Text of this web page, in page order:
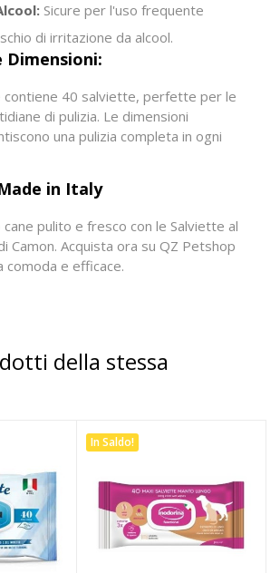
Sicure per l'uso frequente
di irritazione da alcool.
contiene 40 salviette, perfette per le
di pulizia. Le dimensioni
una pulizia completa in ogni
in Italy
cane pulito e fresco con le Salviette al
Camon. Acquista ora su QZ Petshop
comoda e efficace.
della stessa
In Saldo!